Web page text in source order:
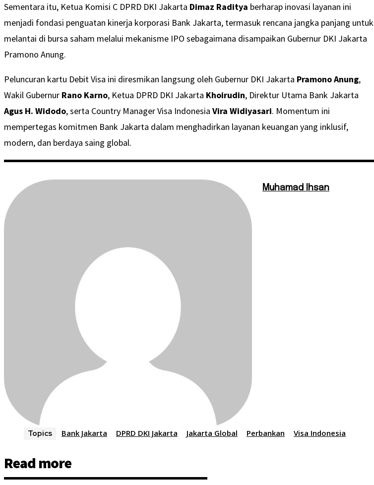
Sementara itu, Ketua Komisi C DPRD DKI Jakarta Dimaz Raditya berharap inovasi layanan ini
menjadi fondasi penguatan kinerja korporasi Bank Jakarta, termasuk rencana jangka panjang untuk
melantai di bursa saham melalui mekanisme IPO sebagaimana disampaikan Gubernur DKI Jakarta
Pramono Anung.
Peluncuran kartu Debit Visa ini diresmikan langsung oleh Gubernur DKI Jakarta Pramono Anung,
Wakil Gubernur Rano Karno, Ketua DPRD DKI Jakarta Khoirudin, Direktur Utama Bank Jakarta
Agus H. Widodo, serta Country Manager Visa Indonesia Vira Widiyasari. Momentum ini
mempertegas komitmen Bank Jakarta dalam menghadirkan layanan keuangan yang inklusif,
modern, dan berdaya saing global.
Muhamad Ihsan
Topics Bank Jakarta DPRD DKI Jakarta Jakarta Global Perbankan Visa Indonesia
Read more